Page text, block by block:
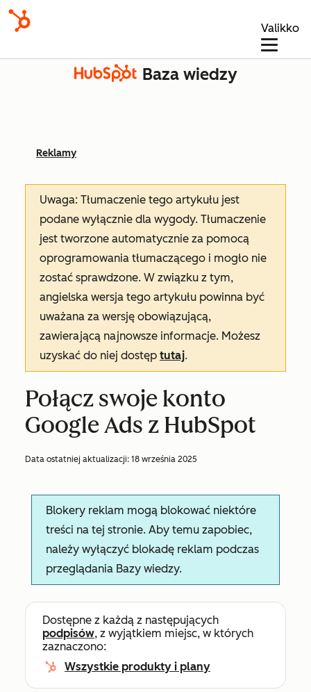
Valikko
Baza wiedzy
Reklamy
Uwaga: Tłumaczenie tego artykułu jest
podane wyłącznie dla wygody. Tłumaczenie
jest tworzone automatycznie za pomocą
oprogramowania tłumaczącego i mogło nie
zostać sprawdzone. W związku z tym,
angielska wersja tego artykułu powinna być
uważana za wersję obowiązującą,
zawierającą najnowsze informacje. Możesz
uzyskać do niej dostęp tutaj.
Połącz swoje konto
Google Ads z HubSpot
Data ostatniej aktualizacji: 18 września 2025
Blokery reklam mogą blokować niektóre
treści na tej stronie. Aby temu zapobiec,
należy wyłączyć blokadę reklam podczas
przeglądania Bazy wiedzy.
Dostępne z każdą z następujących
podpisów, z wyjątkiem miejsc, w których
zaznaczono:
Wszystkie produkty i plany